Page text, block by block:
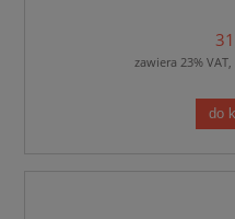
zawiera 23%
do